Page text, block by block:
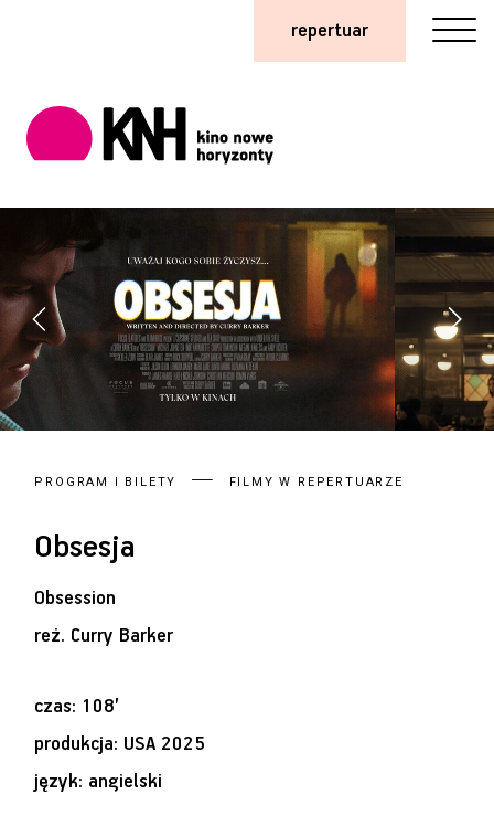
repertuar
PROGRAM I BILETY FILMY W REPERTUARZE
Obsesja
Obsession
reż. Curry Barker
czas: 108’
produkcja: USA 2025
język: angielski